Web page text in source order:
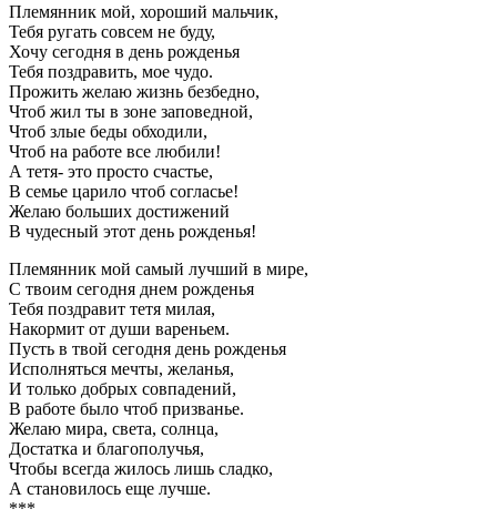
Племянник мой, хороший мальчик,
Тебя ругать совсем не буду,
Хочу сегодня в день рожденья
Тебя поздравить, мое чудо.
Прожить желаю жизнь безбедно,
Чтоб жил ты в зоне заповедной,
Чтоб злые беды обходили,
Чтоб на работе все любили!
А тетя- это просто счастье,
В семье царило чтоб согласье!
Желаю больших достижений
В чудесный этот день рожденья!
Племянник мой самый лучший в мире,
С твоим сегодня днем рожденья
Тебя поздравит тетя милая,
Накормит от души вареньем.
Пусть в твой сегодня день рожденья
Исполняться мечты, желанья,
И только добрых совпадений,
В работе было чтоб призванье.
Желаю мира, света, солнца,
Достатка и благополучья,
Чтобы всегда жилось лишь сладко,
А становилось еще лучше.
***